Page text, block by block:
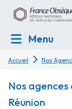
Menu
Accueil Nos
Nos
Réunion